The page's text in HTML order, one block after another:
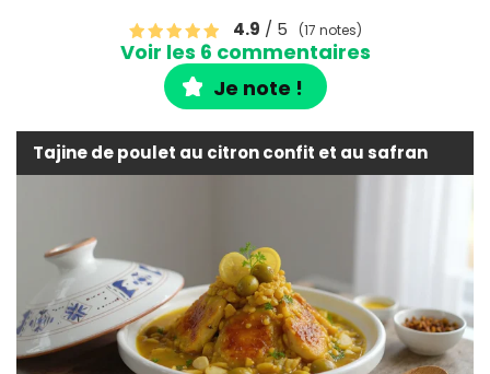
4.9 / 5 (17 notes)
Voir les 6 commentaires
Je note !
Tajine de poulet au citron confit et au safran